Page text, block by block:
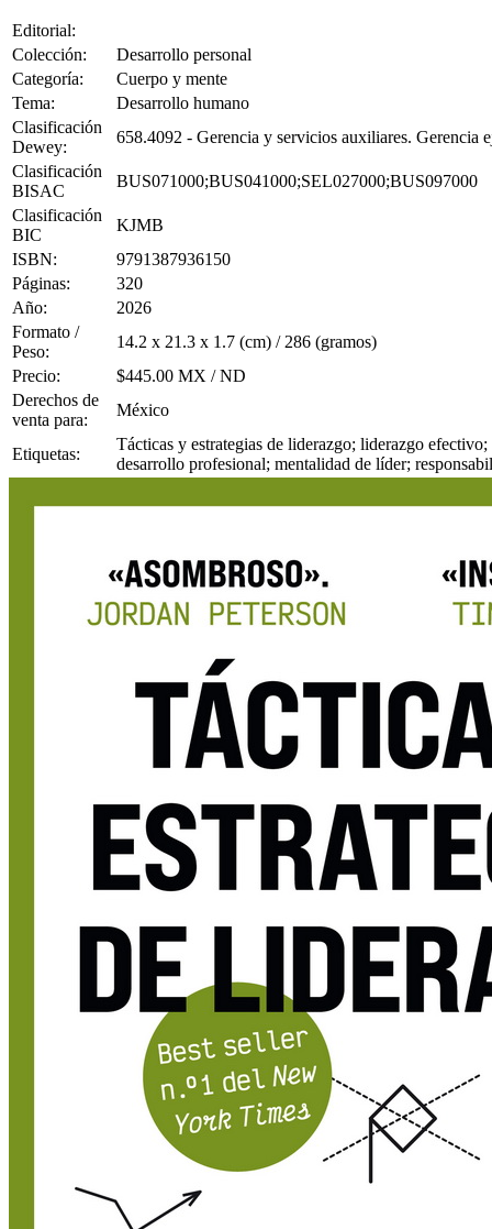
Editorial:
Colección:
Desarrollo personal
Categoría:
Cuerpo y mente
Tema:
Desarrollo humano
Clasificación
Dewey:
658.4092 - Gerencia y servicios auxiliares. Gerencia
Clasificación
BISAC
BUS071000;BUS041000;SEL027000;BUS097000
Clasificación
BIC
KJMB
ISBN:
9791387936150
Páginas:
320
Año:
2026
Formato /
Peso:
14.2 x 21.3 x 1.7 (cm) / 286 (gramos)
Precio:
$445.00 MX / ND
Derechos de
venta para:
México
Etiquetas:
Tácticas y estrategias de liderazgo; liderazgo
desarrollo profesional; mentalidad de líder;